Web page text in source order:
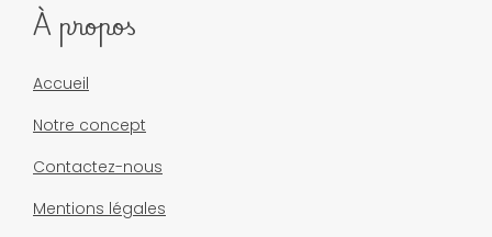
À propos
Accueil
Notre concept
Contactez-nous
Mentions légales